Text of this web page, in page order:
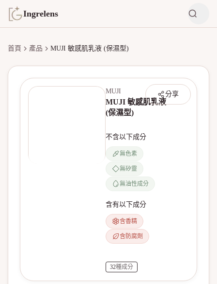
Ingrelens
首頁 產品 MUJI 敏感肌乳液 (保濕型)
分享
MUJI
MUJI 敏感肌乳液
(保濕型)
不含以下成分
無色素
無矽靈
無油性成分
含有以下成分
含香精
含防腐劑
32種成分